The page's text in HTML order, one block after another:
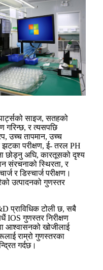
साइज, सतहको
गरिन्छ, र त्यसपछि
उच्च तापमान, उच्च
झटका परीक्षण, ई- तरल PH
छोड्नु अघि, कारतूसको दृश्य
संरचनाको स्थिरता, र
र डिस्चार्ज परीक्षण।
उत्पादनको गुणस्तर
प्राविधिक टोली छ, सबै
IOS गुणस्तर निरीक्षण
आश्वासनको खोजीलाई
राम्रो गुणस्तरका
गर्दछ।